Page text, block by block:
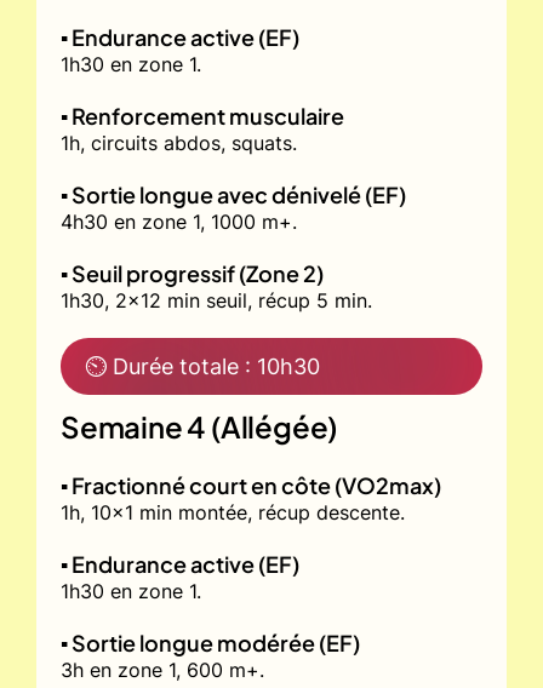
▪️ Endurance active (EF)
1h30 en zone 1.
▪️ Renforcement musculaire
1h, circuits abdos, squats.
▪️ Sortie longue avec dénivelé (EF)
4h30 en zone 1, 1000 m+.
▪️ Seuil progressif (Zone 2)
1h30, 2x12 min seuil, récup 5 min.
⏲ Durée totale : 10h30
Semaine 4 (Allégée)
▪️ Fractionné court en côte (VO2max)
1h, 10x1 min montée, récup descente.
▪️ Endurance active (EF)
1h30 en zone 1.
▪️ Sortie longue modérée (EF)
3h en zone 1, 600 m+.